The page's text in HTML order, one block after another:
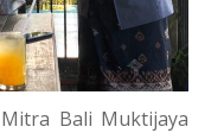
Bali Muktijaya